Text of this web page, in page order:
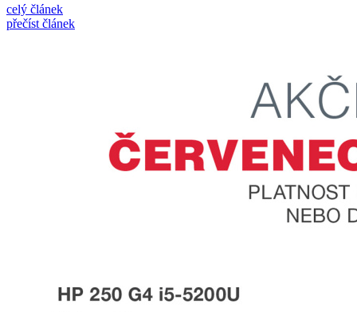
celý článek
přečíst článek